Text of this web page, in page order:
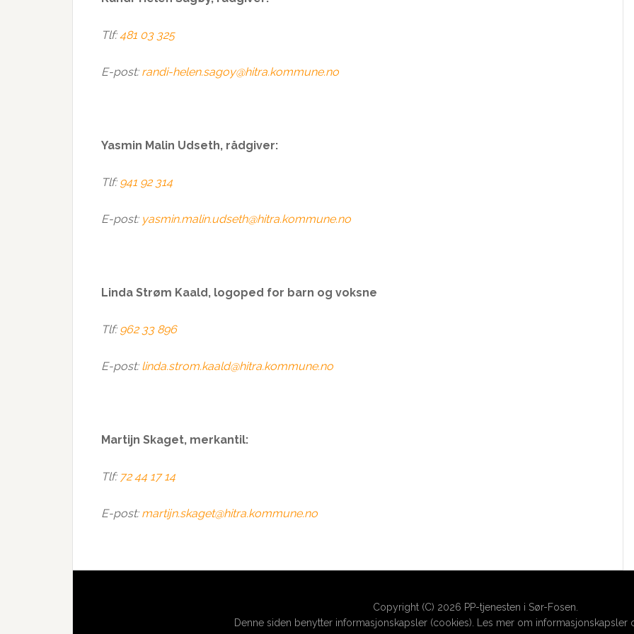
Tlf:481 03 325
E-post: randi-helen.sagoy@hitra.kommune.no
Yasmin Malin Udseth, rådgiver:
Tlf: 941 92 314
E-post: yasmin.malin.udseth@hitra.kommune.no
Linda Strøm Kaald, logoped for barn og voksne
Tlf: 962 33 896
E-post: linda.strom.kaald@hitra.kommune.no
Martijn Skaget, merkantil:
Tlf: 72 44 17 14
E-post: martijn.skaget@hitra.kommune.no
Copyright (C) 2026 PP-tjenesten i Sør-Fosen.
Denne siden benytter informasjonskapsler (cookies).
Les mer om informasjonskapsler